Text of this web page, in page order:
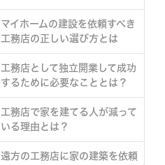
マイホームの建設を依頼すべき
工務店の正しい選び方とは
工務店として独立開業して成功
するために必要なこととは？
工務店で家を建てる人が減って
いる理由とは？
遠方の工務店に家の建築を依頼